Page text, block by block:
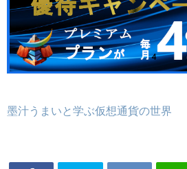
墨汁うまいと学ぶ仮想通貨の世界